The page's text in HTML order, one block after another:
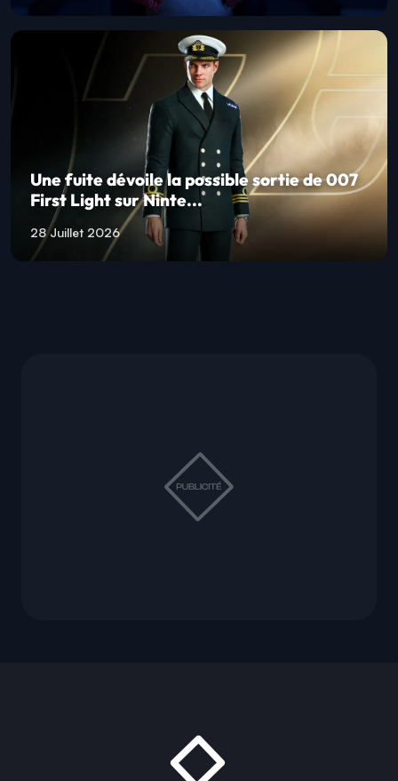
Une fuite dévoile la possible sortie de 007
First Light sur Ninte...
28 Juillet 2026